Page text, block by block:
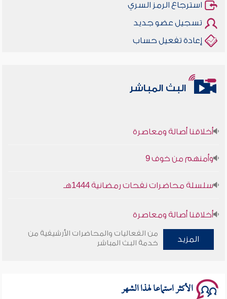
استرجاع الرمز السري
تسجيل عضو جديد
إعادة تفعيل حساب
البث المباشر
أخلاقنا أصالة ومعاصرة
وأمنهم من خوف 9
سلسلة محاضرات نفحات رمضانية 1444هـ
أخلاقنا أصالة ومعاصرة
وأمنهم من خوف 9
المزيد
من الفعاليات والمحاضرات الأرشيفية من
خدمة البث المباشر
الأكثر استماعا لهذا الشهر